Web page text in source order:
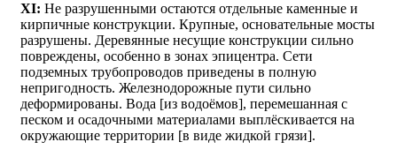
ХI: Не разрушенными остаются отдельные каменные и
кирпичные конструкции. Крупные, основательные мосты
разрушены. Деревянные несущие конструкции сильно
повреждены, особенно в зонах эпицентра. Сети
подземных трубопроводов приведены в полную
непригодность. Железнодорожные пути сильно
деформированы. Вода [из водоёмов], перемешанная с
песком и осадочными материалами выплёскивается на
окружающие территории [в виде жидкой грязи].